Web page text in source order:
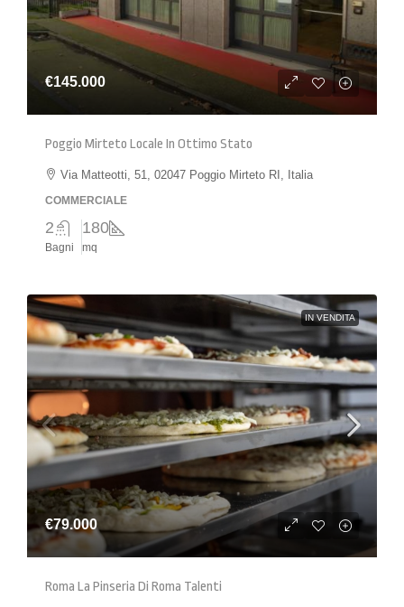
€145.000
Poggio Mirteto Locale In Ottimo Stato
Via Matteotti, 51, 02047 Poggio Mirteto RI, Italia
COMMERCIALE
2
Bagni
180
mq
IN VENDITA
€79.000
Roma La Pinseria Di Roma Talenti